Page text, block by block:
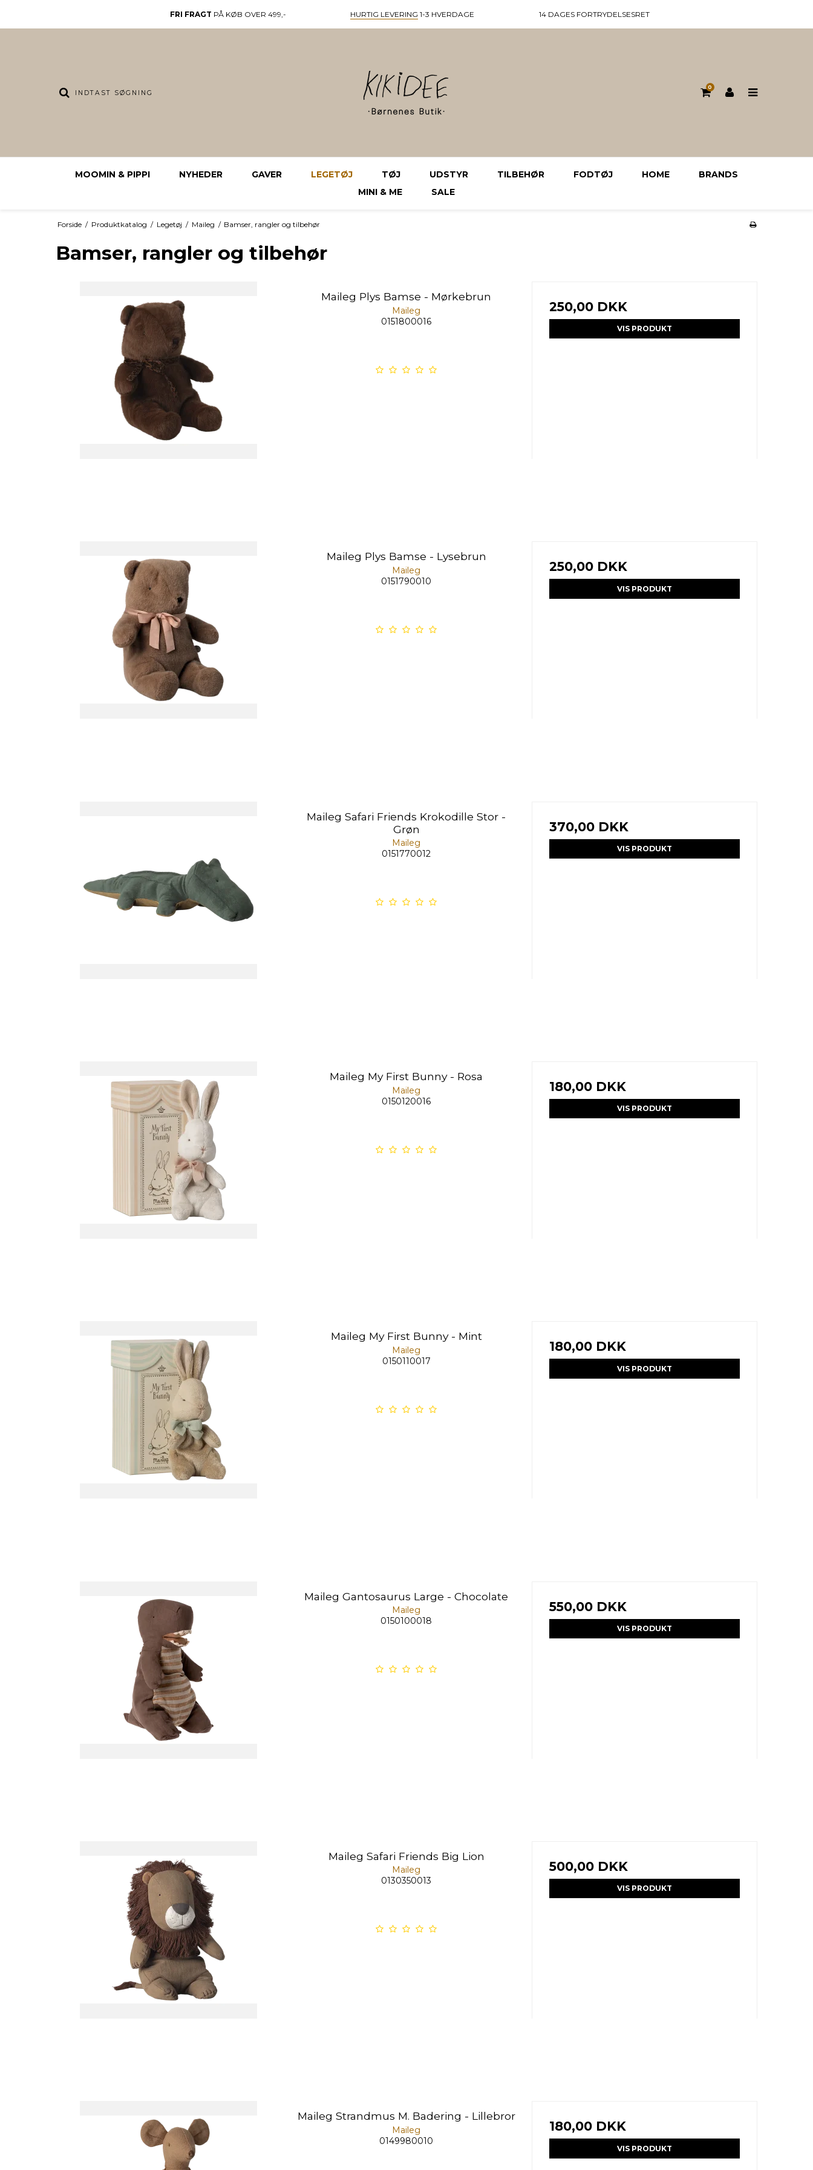
FRI FRAGT PÅ KØB OVER 499,- HURTIG LEVERING 1-3 HVERDAGE 14 DAGES FORTRYDELSESRET
0
MOOMIN & PIPPI NYHEDER GAVER LEGETØJ TØJ UDSTYR TILBEHØR FODTØJ HOME
BRANDS
MINI & ME
SALE
Forside / Produktkatalog / Legetøj / Maileg / Bamser, rangler og tilbehør
Bamser, rangler og tilbehør
Maileg Plys Bamse - Mørkebrun
Maileg
0151800016
250,00 DKK
VIS PRODUKT
Maileg Plys Bamse - Lysebrun
Maileg
0151790010
250,00 DKK
VIS PRODUKT
Maileg Safari Friends Krokodille Stor -
Grøn
Maileg
0151770012
370,00 DKK
VIS PRODUKT
Maileg My First Bunny - Rosa
Maileg
0150120016
180,00 DKK
VIS PRODUKT
Maileg My First Bunny - Mint
Maileg
0150110017
180,00 DKK
VIS PRODUKT
Maileg Gantosaurus Large - Chocolate
Maileg
0150100018
550,00 DKK
VIS PRODUKT
Maileg Safari Friends Big Lion
Maileg
0130350013
500,00 DKK
VIS PRODUKT
Maileg Strandmus M. Badering - Lillebror
Maileg
0149980010
180,00 DKK
VIS PRODUKT